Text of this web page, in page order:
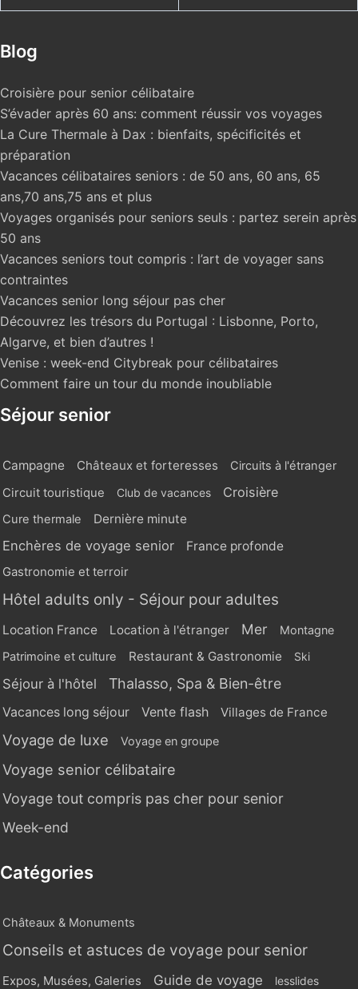
Blog
Croisière pour senior célibataire
S’évader après 60 ans: comment réussir vos voyages
La Cure Thermale à Dax : bienfaits, spécificités et
préparation
Vacances célibataires seniors : de 50 ans, 60 ans, 65
ans,70 ans,75 ans et plus
Voyages organisés pour seniors seuls : partez serein après
50 ans
Vacances seniors tout compris : l’art de voyager sans
contraintes
Vacances senior long séjour pas cher
Découvrez les trésors du Portugal : Lisbonne, Porto,
Algarve, et bien d’autres !
Venise : week-end Citybreak pour célibataires
Comment faire un tour du monde inoubliable
Séjour senior
Campagne Châteaux et forteresses
Circuits à l'étranger
Circuit touristique
Club de vacances Croisière
Cure thermale Dernière minute
Enchères de voyage senior
France profonde
Gastronomie et terroir
Hôtel adults only - Séjour pour adultes
Location France Location à l'étranger Mer Montagne
Patrimoine et culture Restaurant & Gastronomie Ski
Séjour à l'hôtel Thalasso, Spa & Bien-être
Vacances long séjour Vente flash Villages de France
Voyage de luxe Voyage en groupe
Voyage senior célibataire
Voyage tout compris pas cher pour senior
Week-end
Catégories
Châteaux & Monuments
Conseils et astuces de voyage pour senior
Expos, Musées, Galeries Guide de voyage lesslides